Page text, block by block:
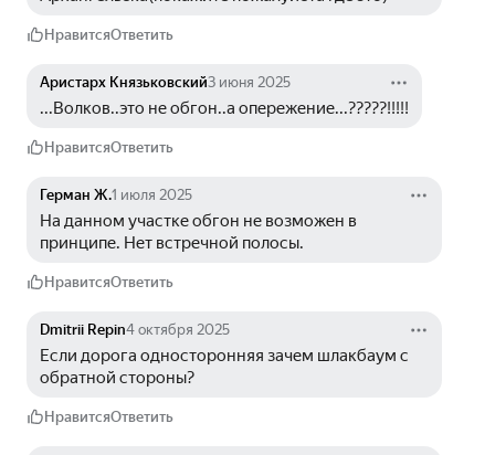
НравитсяОтветить
Аристарх Князьковский3 июня 2025
...Волков..это не обгон..а опережение...?????!!!!!
НравитсяОтветить
Герман Ж.1 июля 2025
На данном участке обгон не возможен в
принципе. Нет встречной полосы.
НравитсяОтветить
Dmitrii Repin4 октября 2025
Если дорога односторонняя зачем шлакбаум с
обратной стороны?
НравитсяОтветить